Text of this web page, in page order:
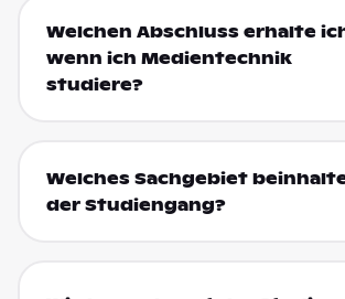
Welchen Abschluss erhalte
wenn ich Medientechnik
studiere?
Welches Sachgebiet
der Studiengang?